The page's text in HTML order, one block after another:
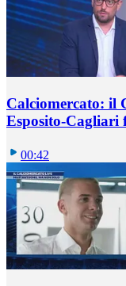
Calciomercato: il
Esposito-Cagliari
00:42